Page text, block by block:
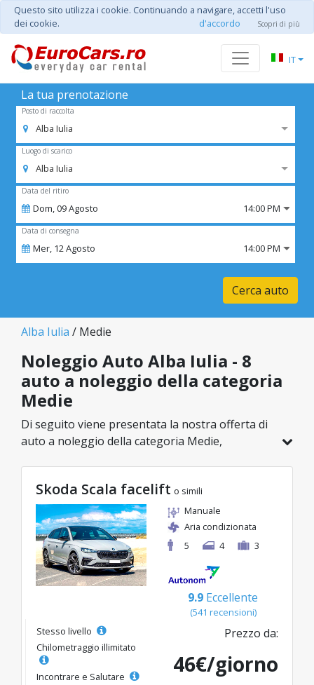
Questo sito utilizza i cookie. Continuando a navigare, accetti l'uso
dei cookie.
d'accordo Scopri di più
IT
La tua prenotazione
Posto di raccolta
Alba Iulia
Luogo di scarico
Alba Iulia
Data del ritiro
Dom,09Agosto 14:00 PM
Data di consegna
Mer, 12Agosto 14:00 PM
Cerca auto
Alba Iulia / Medie
Noleggio Auto Alba Iulia - 8
auto a noleggio della categoria
Medie
Di seguito viene presentata la nostra offerta di
auto a noleggio della categoria Medie,
nella categoria selezionata, con tariffe
vantaggiose a partire da soli 46€/giorno.
Skoda Scala facelift o simili
Manuale
Aria condizionata
5
4 3
9.9 Eccellente
(541 recensioni)
Stesso livello
Chilometraggio illimitato
Incontrare e Salutare
Prezzo da:
46€/giorno